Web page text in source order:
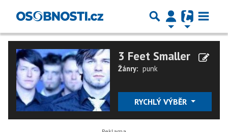
3 Feet Smaller
Žánry: punk
RYCHLÝ VÝBĚR